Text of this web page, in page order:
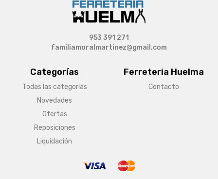
Categorías
Todas las categorías
Novedades
Ofertas
Reposiciones
Liquidación
Ferreteria Huelma
Contacto
953 391 271
familiamoralmartinez@gmail.com